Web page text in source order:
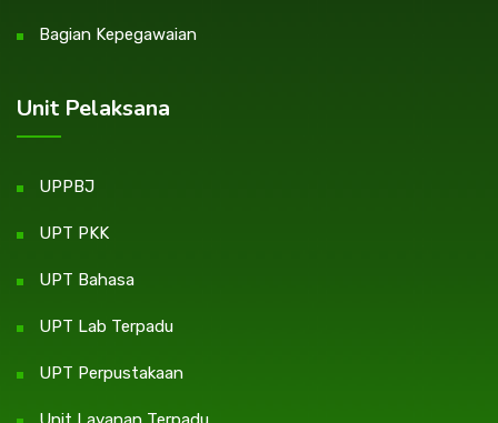
Bagian Kepegawaian
Unit Pelaksana
UPPBJ
UPT PKK
UPT Bahasa
UPT Lab Terpadu
UPT Perpustakaan